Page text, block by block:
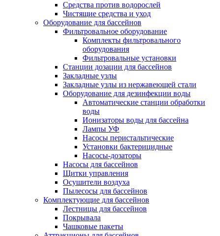
Средства против водорослей
Чистящие средства и уход
Оборудование для бассейнов
Фильтровальное оборудование
Комплекты фильтровального
оборудования
Фильтровальные установки
Станции дозации для бассейнов
Закладные узлы
Закладные узлы из нержавеющей стали
Оборудование для дезинфекции воды
Автоматические станции обработки
воды
Ионизаторы воды для бассейна
Лампы УФ
Насосы перистальтические
Установки бактерицидные
Насосы-дозаторы
Насосы для бассейнов
Щитки управления
Осушители воздуха
Пылесосы для бассейнов
Комплектующие для бассейнов
Лестницы для бассейнов
Покрывала
Чашковые пакеты